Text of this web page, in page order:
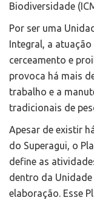
Biodiversidade
Por ser uma
Integral, a
cerceamento e
provoca há mais
trabalho e a
tradicionais de
Apesar de existir
do Superagui, o
define as
dentro da
elaboração. Esse